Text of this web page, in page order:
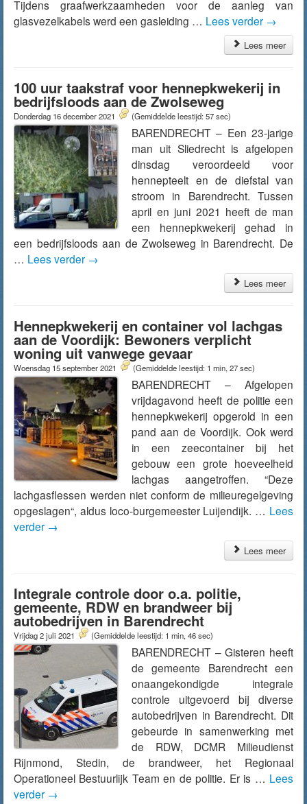
Tijdens graafwerkzaamheden voor de aanleg van
glasvezelkabels werd een gasleiding … Lees verder →
Lees meer
100 uur taakstraf voor hennepkwekerij in
bedrijfsloods aan de Zwolseweg
Donderdag 16 december 2021 (Gemiddelde leestijd: 57 sec)
BARENDRECHT – Een 23-jarige
man uit Sliedrecht is afgelopen
dinsdag veroordeeld voor
hennepteelt en de diefstal van
stroom in Barendrecht. Tussen
april en juni 2021 heeft de man
een hennepkwekerij gehad in
een bedrijfsloods aan de Zwolseweg in Barendrecht. De
… Lees verder →
Lees meer
Hennepkwekerij en container vol lachgas
aan de Voordijk: Bewoners verplicht
woning uit vanwege gevaar
Woensdag 15 september 2021 (Gemiddelde leestijd: 1 min, 27 sec)
BARENDRECHT – Afgelopen
vrijdagavond heeft de politie een
hennepkwekerij opgerold in een
pand aan de Voordijk. Ook werd
in een zeecontainer bij het
gebouw een grote hoeveelheid
lachgas aangetroffen. “Deze
lachgasflessen werden niet conform de milieuregelgeving
opgeslagen“, aldus loco-burgemeester Luijendijk. … Lees
verder →
Lees meer
Integrale controle door o.a. politie,
gemeente, RDW en brandweer bij
autobedrijven in Barendrecht
Vrijdag 2 juli 2021 (Gemiddelde leestijd: 1 min, 46 sec)
BARENDRECHT – Gisteren heeft
de gemeente Barendrecht een
onaangekondigde integrale
controle uitgevoerd bij diverse
autobedrijven in Barendrecht. Dit
gebeurde in samenwerking met
de RDW, DCMR Milieudienst
Rijnmond, Stedin, de brandweer, het Regionaal
Operationeel Bestuurlijk Team en de politie. Er is … Lees
verder →